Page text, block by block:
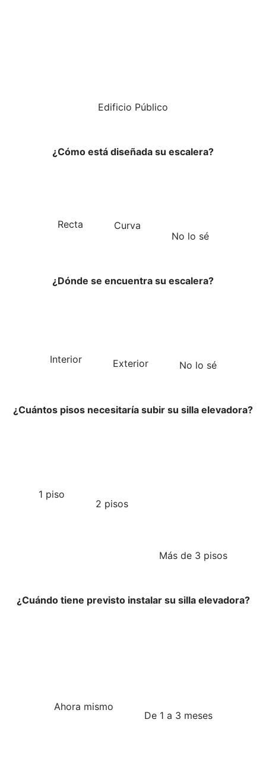
Edificio Público
¿Cómo está diseñada su escalera?
Recta
Curva
No lo sé
¿Dónde se encuentra su escalera?
Interior Exterior No lo sé
¿Cuántos pisos necesitaría subir su silla elevadora?
1 piso
2 pisos
Más de 3 pisos
¿Cuándo tiene previsto instalar su silla elevadora?
Ahora mismo
De 1 a 3 meses